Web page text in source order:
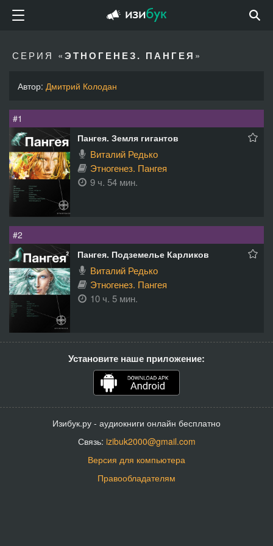
СЕРИЯ «ЭТНОГЕНЕЗ. ПАНГЕЯ »
Автор: Дмитрий Колодан
#1
Пангея. Земля гигантов
Виталий Редько
Этногенез. Пангея
9 ч. 54 мин.
#2
Пангея. Подземелье Карликов
Виталий Редько
Этногенез. Пангея
10 ч. 5 мин.
Установите наше приложение:
Изибук.ру - аудиокниги онлайн бесплатно
Связь: izibuk2000@gmail.com
Версия для компьютера
Правообладателям